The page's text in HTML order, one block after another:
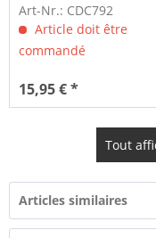
Art-Nr.: CDC792
Article doit être
commandé
15,95 € *
Tout
Articles similaires